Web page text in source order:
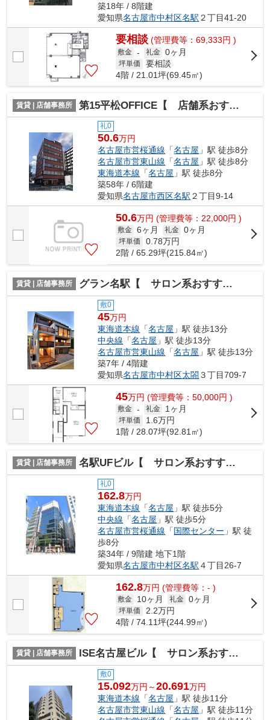
築18年 / 8階建
愛知県名古屋市中村区名駅 ２丁目41-20
要相談 (管理費等：69,333円 )
敷金 - 礼金 0ヶ月
坪単価
要相談
4階 / 21.01坪(69.45㎡)
賃貸 | 店舗事務所 第15平松OFFICE【 店舗系おすすめ 】
礼0
50.6万円
名古屋市営桜通線 「名古屋 」駅 徒歩8分
名古屋市営東山線 「名古屋 」駅 徒歩8分
東海道本線 「名古屋 」駅 徒歩8分
築58年 / 6階建
愛知県名古屋市西区名駅 ２丁目9-14
50.6万円 (管理費等：22,000円 )
敷金 6ヶ月 礼金 0ヶ月
坪単価 0.78万円
2階 / 65.29坪(215.84㎡)
賃貸 | 店舗事務所 グラン名駅【 サロン系おすすめ 】
敷0
45万円
東海道本線 「名古屋 」駅 徒歩13分
中央線 「名古屋 」駅 徒歩13分
名古屋市営東山線 「名古屋 」駅 徒歩13分
築7年 / 4階建
愛知県名古屋市中村区太閤 ３丁目709-7
45万円 (管理費等：50,000円 )
敷金 - 礼金 1ヶ月
坪単価 1.6万円
1階 / 28.07坪(92.81㎡)
賃貸 | 店舗事務所 名駅UFビル【 サロン系おすすめ 】
礼0
162.8万円
東海道本線 「名古屋 」駅 徒歩5分
中央線 「名古屋 」駅 徒歩5分
名古屋市営桜通線 「国際センター 」駅 徒
歩8分
築34年 / 9階建 地下1階
愛知県名古屋市中村区名駅 ４丁目26-7
162.8万円 (管理費等：- )
敷金 10ヶ月 礼金 0ヶ月
坪単価 2.2万円
4階 / 74.11坪(244.99㎡)
賃貸 | 店舗事務所 ISE名古屋ビル【 サロン系おすすめ 】
敷0
15.092万円～20.691万円
東海道本線 「名古屋 」駅 徒歩11分
名古屋市営東山線 「名古屋 」駅 徒歩11分